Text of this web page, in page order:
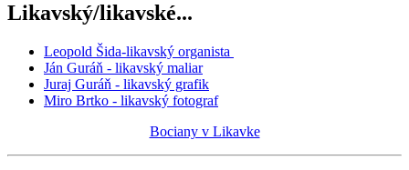
Likavský/likavské...
Leopold Šida-likavský organista
Ján Guráň - likavský maliar
Juraj Guráň - likavský grafik
Miro Brtko - likavský fotograf
Bociany v Likavke